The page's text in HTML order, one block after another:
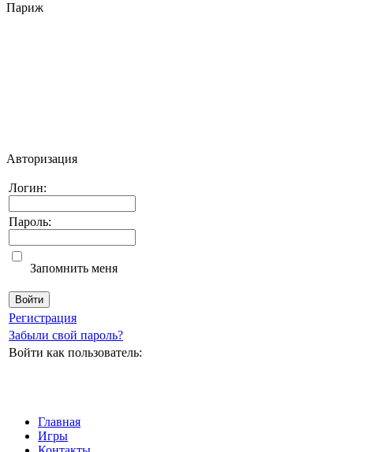
Париж
Авторизация
Логин:
Пароль:
Запомнить меня
Регистрация
Забыли свой пароль?
Войти как пользователь:
Главная
Игры